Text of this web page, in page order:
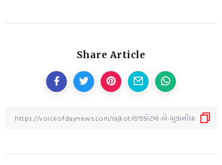
Share Article